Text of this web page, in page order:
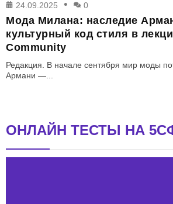
24.09.2025 0
Мода Милана: наследие
культурный код стиля в
Community
Редакция. В начале сентября мир моды
Армани —...
ОНЛАЙН ТЕСТЫ НА